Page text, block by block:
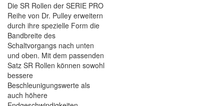
Die SR Rollen der SERIE PRO
Reihe von Dr. Pulley erweitern
durch ihre spezielle Form die
Bandbreite des
Schaltvorgangs nach unten
und oben. Mit dem passenden
Satz SR Rollen können sowohl
bessere
Beschleunigungswerte als
auch höhere